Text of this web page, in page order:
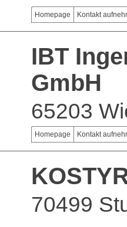
Homepage Kontakt
IBT
GmbH
65203
Homepage Kontakt
70499